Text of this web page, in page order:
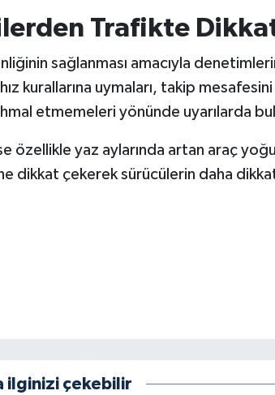
Trafikte Dikkat
sağlanması amacıyla
kurallarına uymaları, takip
ihmal etmemeleri yönünde uyarılarda
özellikle yaz aylarında artan araç
dikkat çekerek sürücülerin daha
ilginizi çekebilir